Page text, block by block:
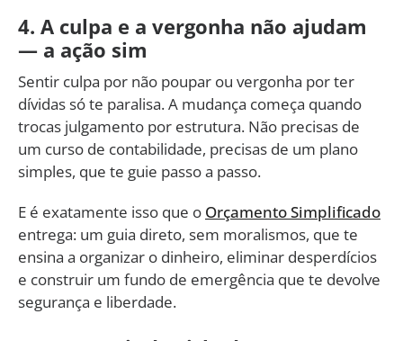
4. A culpa e a vergonha não ajudam
— a ação sim
Sentir culpa por não poupar ou vergonha por ter
dívidas só te paralisa. A mudança começa quando
trocas julgamento por estrutura. Não precisas de
um curso de contabilidade, precisas de um plano
simples, que te guie passo a passo.
E é exatamente isso que o Orçamento Simplificado
entrega: um guia direto, sem moralismos, que te
ensina a organizar o dinheiro, eliminar desperdícios
e construir um fundo de emergência que te devolve
segurança e liberdade.